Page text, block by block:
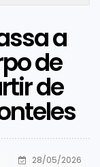
a
de
de
28/05/2026